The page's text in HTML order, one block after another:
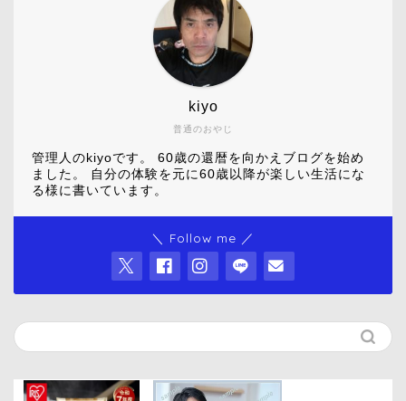
普通のおやじ
kiyo
管理人のkiyoです。 60歳の還暦を向かえブログを始め
ました。 自分の体験を元に60歳以降が楽しい生活にな
る様に書いています。
＼ Follow me ／